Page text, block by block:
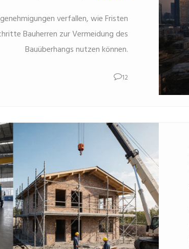
verfallen, wie Fristen
Bauherren zur Vermeidung des
Bauüberhangs nutzen können.
12